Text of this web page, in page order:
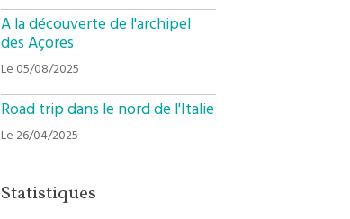
A la découverte de l'archipel
des Açores
Le 05/08/2025
Road trip dans le nord de l'Italie
Le 26/04/2025
Statistiques